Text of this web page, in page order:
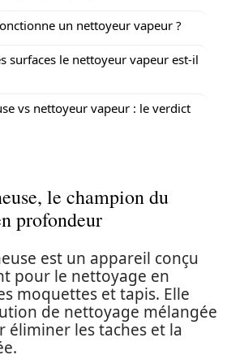
un nettoyeur vapeur ?
surfaces le nettoyeur vapeur est-il
vs nettoyeur vapeur : le verdict
le champion du
profondeur
est un appareil conçu
pour le nettoyage en
moquettes et tapis. Elle
de nettoyage mélangée
éliminer les taches et la